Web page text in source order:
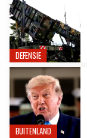
DEFENSIE
BUITENLAND